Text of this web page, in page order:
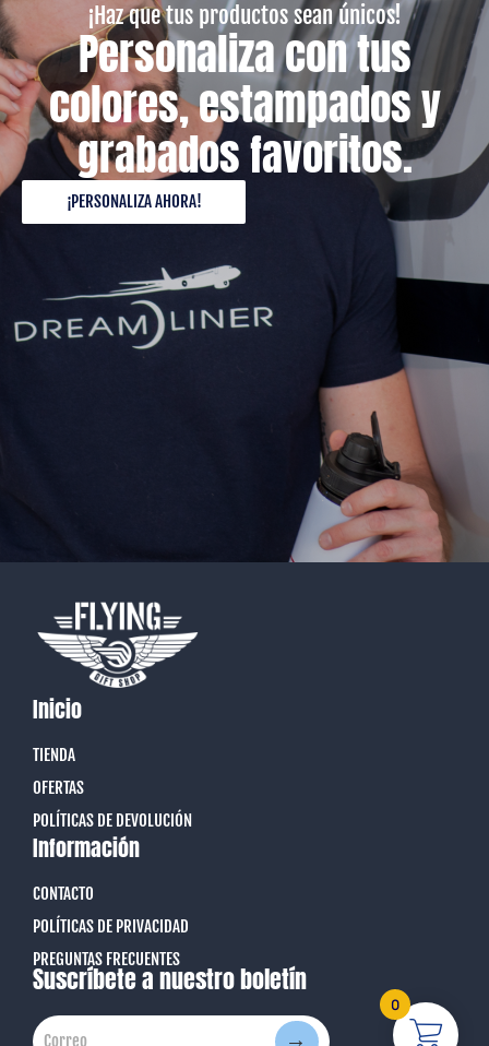
¡Haz que tus productos sean únicos!
Personaliza con tus
colores, estampados y
grabados favoritos.
¡PERSONALIZA AHORA!
Inicio
TIENDA
OFERTAS
POLÍTICAS DE DEVOLUCIÓN
Información
CONTACTO
POLÍTICAS DE PRIVACIDAD
PREGUNTAS FRECUENTES
Suscríbete a nuestro boletín
Correo →
0